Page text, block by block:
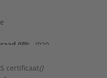
(IP):
IP20
certificaat()